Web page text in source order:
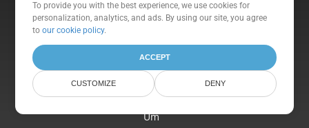
Dokumente
Freie Unterstützung
Kostenlose Beratung
Blog
Websites
Um
To provide you with the best experience, we use cookies for
personalization, analytics, and ads. By using our site, you agree
toour cookie policy.
ACCEPT
CUSTOMIZE DENY